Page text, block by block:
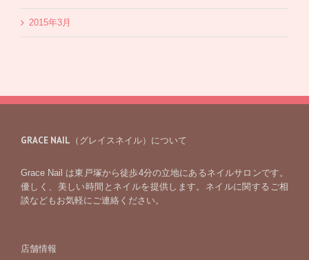
2015年3月
GRACE NAIL（グレイスネイル）について
Grace Nail は東戸塚から徒歩4分の立地にあるネイルサロンです。
優しく、美しい時間とネイルを提供します。ネイルに関するご相
談などもお気軽にご連絡ください。
店舗情報